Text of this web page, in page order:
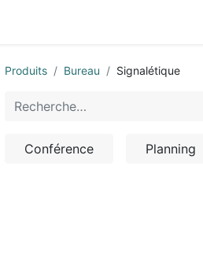
Produits Bureau Signalétique
Conférence Planning